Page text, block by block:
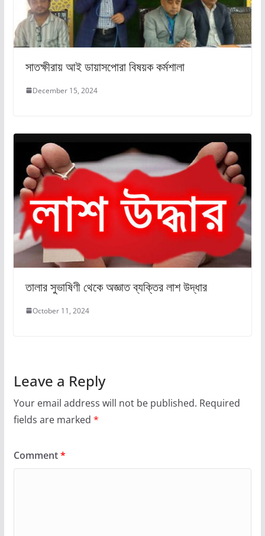
সাতক্ষীরায় আই ডায়াসপোরা বিষয়ক কর্মশালা
December 15, 2024
তালার সুভাষিণী থেকে অজ্ঞাত ব্যক্তির লাশ উদ্ধার
October 11, 2024
Leave a Reply
Your email address will not be published. Required
fields are marked *
Comment*